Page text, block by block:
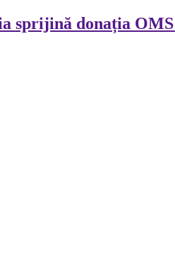
sprijină donația